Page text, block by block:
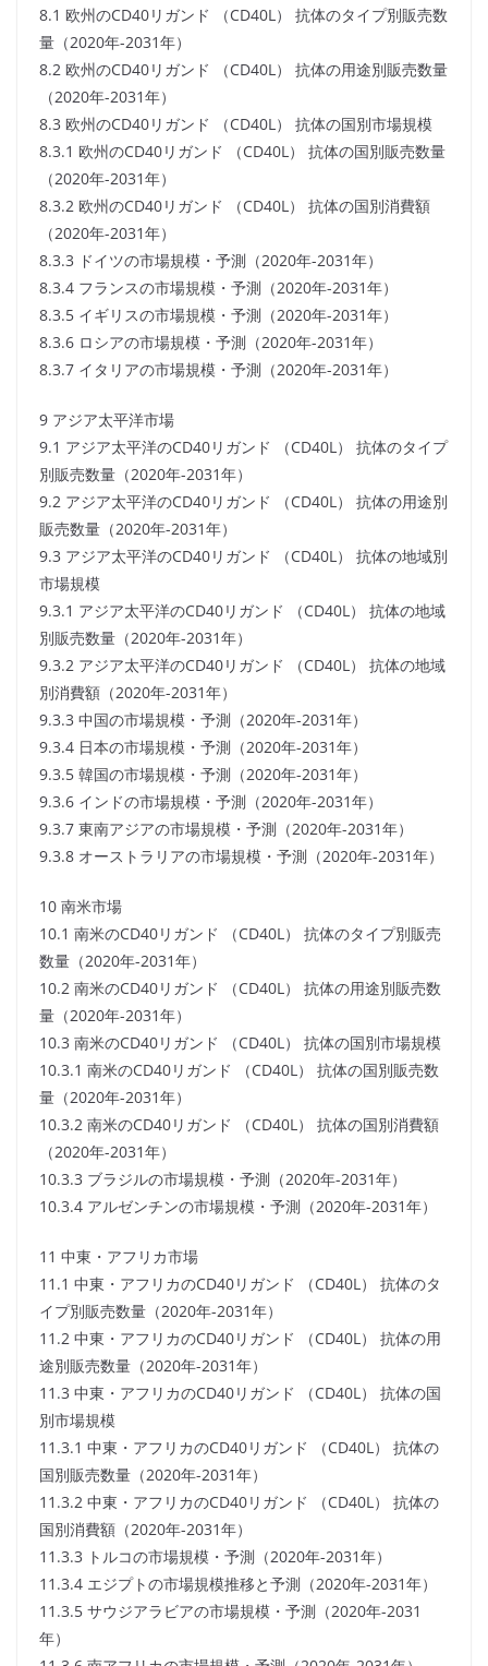
8.1 欧州のCD40リガンド （CD40L） 抗体のタイプ別販売数
量（2020年-2031年）
8.2 欧州のCD40リガンド （CD40L） 抗体の用途別販売数量
（2020年-2031年）
8.3 欧州のCD40リガンド （CD40L） 抗体の国別市場規模
8.3.1 欧州のCD40リガンド （CD40L） 抗体の国別販売数量
（2020年-2031年）
8.3.2 欧州のCD40リガンド （CD40L） 抗体の国別消費額
（2020年-2031年）
8.3.3 ドイツの市場規模・予測（2020年-2031年）
8.3.4 フランスの市場規模・予測（2020年-2031年）
8.3.5 イギリスの市場規模・予測（2020年-2031年）
8.3.6 ロシアの市場規模・予測（2020年-2031年）
8.3.7 イタリアの市場規模・予測（2020年-2031年）
9 アジア太平洋市場
9.1 アジア太平洋のCD40リガンド （CD40L） 抗体のタイプ
別販売数量（2020年-2031年）
9.2 アジア太平洋のCD40リガンド （CD40L） 抗体の用途別
販売数量（2020年-2031年）
9.3 アジア太平洋のCD40リガンド （CD40L） 抗体の地域別
市場規模
9.3.1 アジア太平洋のCD40リガンド （CD40L） 抗体の地域
別販売数量（2020年-2031年）
9.3.2 アジア太平洋のCD40リガンド （CD40L） 抗体の地域
別消費額（2020年-2031年）
9.3.3 中国の市場規模・予測（2020年-2031年）
9.3.4 日本の市場規模・予測（2020年-2031年）
9.3.5 韓国の市場規模・予測（2020年-2031年）
9.3.6 インドの市場規模・予測（2020年-2031年）
9.3.7 東南アジアの市場規模・予測（2020年-2031年）
9.3.8 オーストラリアの市場規模・予測（2020年-2031年）
10 南米市場
10.1 南米のCD40リガンド （CD40L） 抗体のタイプ別販売
数量（2020年-2031年）
10.2 南米のCD40リガンド （CD40L） 抗体の用途別販売数
量（2020年-2031年）
10.3 南米のCD40リガンド （CD40L） 抗体の国別市場規模
10.3.1 南米のCD40リガンド （CD40L） 抗体の国別販売数
量（2020年-2031年）
10.3.2 南米のCD40リガンド （CD40L） 抗体の国別消費額
（2020年-2031年）
10.3.3 ブラジルの市場規模・予測（2020年-2031年）
10.3.4 アルゼンチンの市場規模・予測（2020年-2031年）
11 中東・アフリカ市場
11.1 中東・アフリカのCD40リガンド （CD40L） 抗体のタ
イプ別販売数量（2020年-2031年）
11.2 中東・アフリカのCD40リガンド （CD40L） 抗体の用
途別販売数量（2020年-2031年）
11.3 中東・アフリカのCD40リガンド （CD40L） 抗体の国
別市場規模
11.3.1 中東・アフリカのCD40リガンド （CD40L） 抗体の
国別販売数量（2020年-2031年）
11.3.2 中東・アフリカのCD40リガンド （CD40L） 抗体の
国別消費額（2020年-2031年）
11.3.3 トルコの市場規模・予測（2020年-2031年）
11.3.4 エジプトの市場規模推移と予測（2020年-2031年）
11.3.5 サウジアラビアの市場規模・予測（2020年-2031
年）